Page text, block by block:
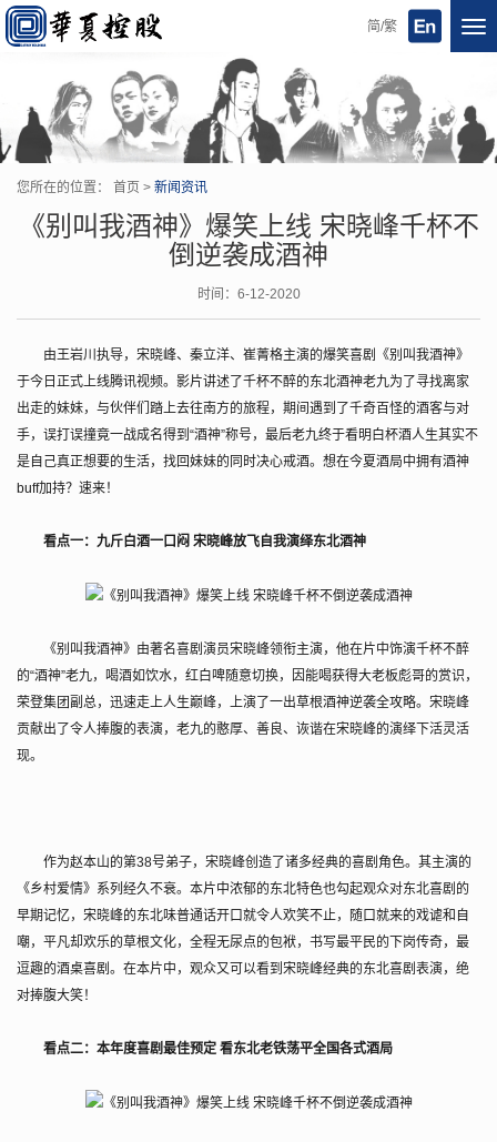
简/繁
您所在的位置： 首页 > 新闻资讯
《别叫我酒神》爆笑上线 宋晓峰千杯不
倒逆袭成酒神
时间：6-12-2020
由王岩川执导，宋晓峰、秦立洋、崔菁格主演的爆笑喜剧《别叫我酒神》
于今日正式上线腾讯视频。影片讲述了千杯不醉的东北酒神老九为了寻找离家
出走的妹妹，与伙伴们踏上去往南方的旅程，期间遇到了千奇百怪的酒客与对
手，误打误撞竟一战成名得到“酒神”称号，最后老九终于看明白杯酒人生其实不
是自己真正想要的生活，找回妹妹的同时决心戒酒。想在今夏酒局中拥有酒神
buff加持？速来！
看点一：九斤白酒一口闷 宋晓峰放飞自我演绎东北酒神
《别叫我酒神》由著名喜剧演员宋晓峰领衔主演，他在片中饰演千杯不醉
的“酒神”老九，喝酒如饮水，红白啤随意切换，因能喝获得大老板彪哥的赏识，
荣登集团副总，迅速走上人生巅峰，上演了一出草根酒神逆袭全攻略。宋晓峰
贡献出了令人捧腹的表演，老九的憨厚、善良、诙谐在宋晓峰的演绎下活灵活
现。
作为赵本山的第38号弟子，宋晓峰创造了诸多经典的喜剧角色。其主演的
《乡村爱情》系列经久不衰。本片中浓郁的东北特色也勾起观众对东北喜剧的
早期记忆，宋晓峰的东北味普通话开口就令人欢笑不止，随口就来的戏谑和自
嘲，平凡却欢乐的草根文化，全程无尿点的包袱，书写最平民的下岗传奇，最
逗趣的酒桌喜剧。在本片中，观众又可以看到宋晓峰经典的东北喜剧表演，绝
对捧腹大笑！
看点二：本年度喜剧最佳预定 看东北老铁荡平全国各式酒局